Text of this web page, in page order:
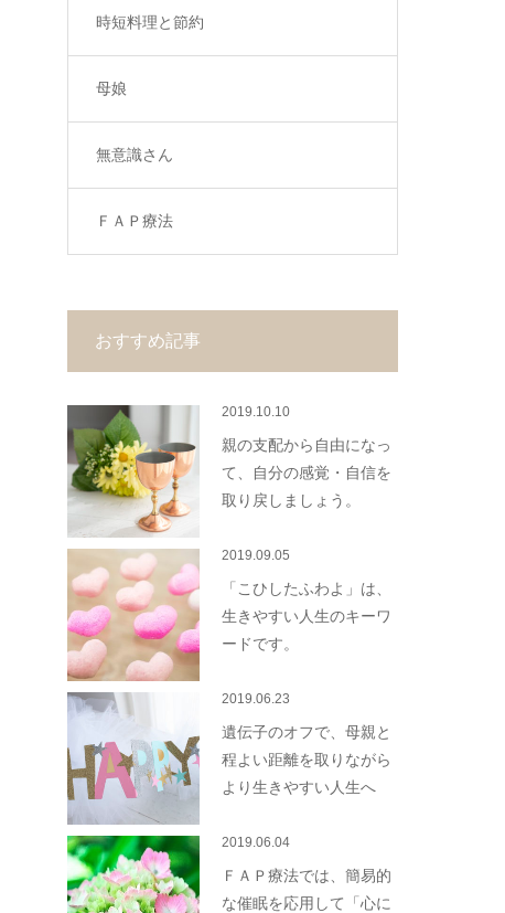
時短料理と節約
母娘
無意識さん
ＦＡＰ療法
おすすめ記事
2019.10.10
親の支配から自由になっ
て、自分の感覚・自信を
取り戻しましょう。
2019.09.05
「こひしたふわよ」は、
生きやすい人生のキーワ
ードです。
2019.06.23
遺伝子のオフで、母親と
程よい距離を取りながら
より生きやすい人生へ
2019.06.04
ＦＡＰ療法では、簡易的
な催眠を応用して「心に